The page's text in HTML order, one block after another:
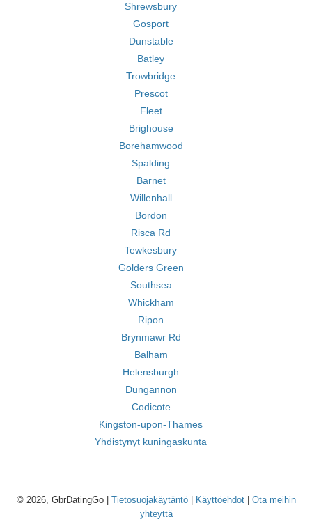
Shrewsbury
Gosport
Dunstable
Batley
Trowbridge
Prescot
Fleet
Brighouse
Borehamwood
Spalding
Barnet
Willenhall
Bordon
Risca Rd
Tewkesbury
Golders Green
Southsea
Whickham
Ripon
Brynmawr Rd
Balham
Helensburgh
Dungannon
Codicote
Kingston-upon-Thames
Yhdistynyt kuningaskunta
© 2026, GbrDatingGo | Tietosuojakäytäntö| Käyttöehdot| Ota meihin
yhteyttä